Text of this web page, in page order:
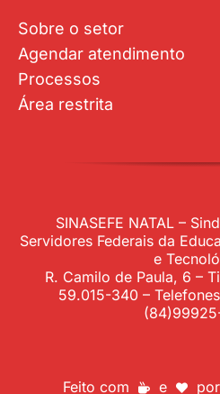
Sobre o setor
Agendar atendimento
Processos
Área restrita
SINASEFE NATAL –
Servidores Federais da
e
R. Camilo de Paula, 6 –
59.015-340 –
Feito com e por